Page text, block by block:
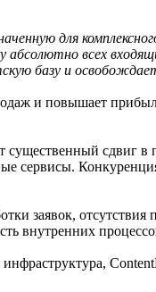
для
абсолютно всех
базу и
сдвиг
заявок,
внутренних